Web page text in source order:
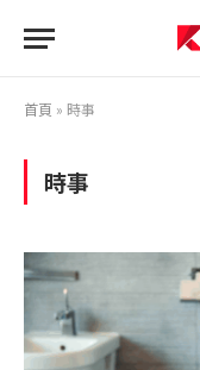
首頁 » 時事
時事